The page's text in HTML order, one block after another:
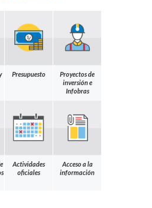
Presupuesto
Proyectos de
inversión e
Infobras
Actividades
oficiales
Acceso a la
información